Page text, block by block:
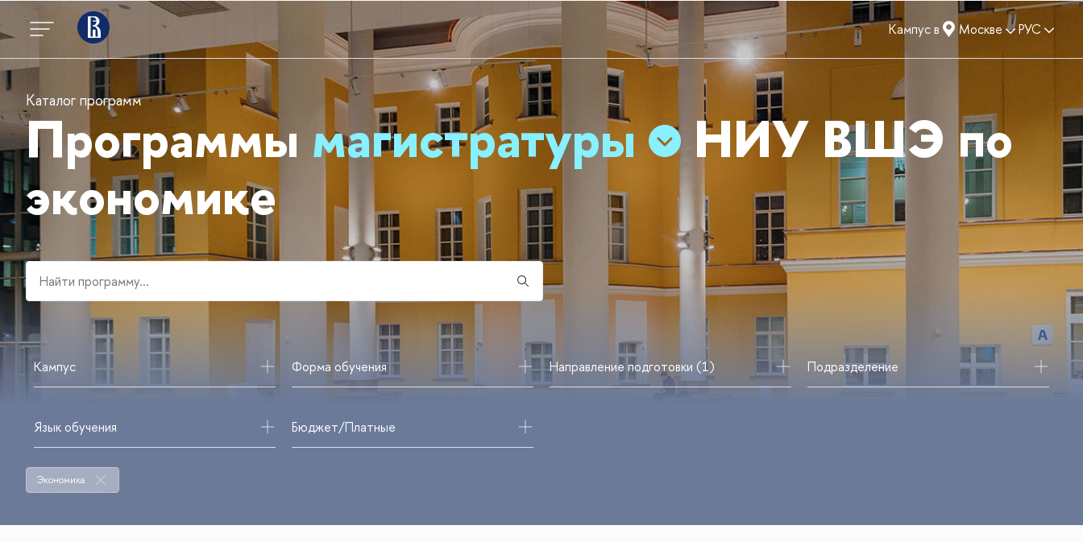
Кампус в Москве РУС
Каталог программ
Программы магистратуры НИУ ВШЭ по
экономике
Кампус Форма обучения Направление подготовки (1) Подразделение
Язык обучения Бюджет/Платные
Экономика